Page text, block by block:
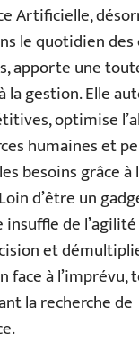
Artificielle,
le quotidien
apporte une
la gestion. Elle
optimise
humaines et
besoins grâce à
d’être un
de
et
face à l’imprévu,
la recherche de